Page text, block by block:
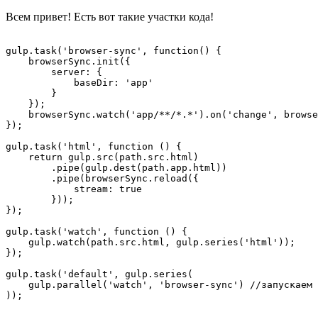
Всем привет! Есть вот такие участки кода!
gulp.task('browser-sync', function() {
    browserSync.init({
        server: {
            baseDir: 'app'
        }
    });
browserSync.watch('app/**/*.*').on('change',
});
gulp.task('html', function () {
    return gulp.src(path.src.html)
        .pipe(gulp.dest(path.app.html))
        .pipe(browserSync.reload({
            stream: true
        }));
});
gulp.task('watch', function () {
    gulp.watch(path.src.html, gulp.series('html'));
});
gulp.task('default', gulp.series(
gulp.parallel('watch', 'browser-sync') //
));